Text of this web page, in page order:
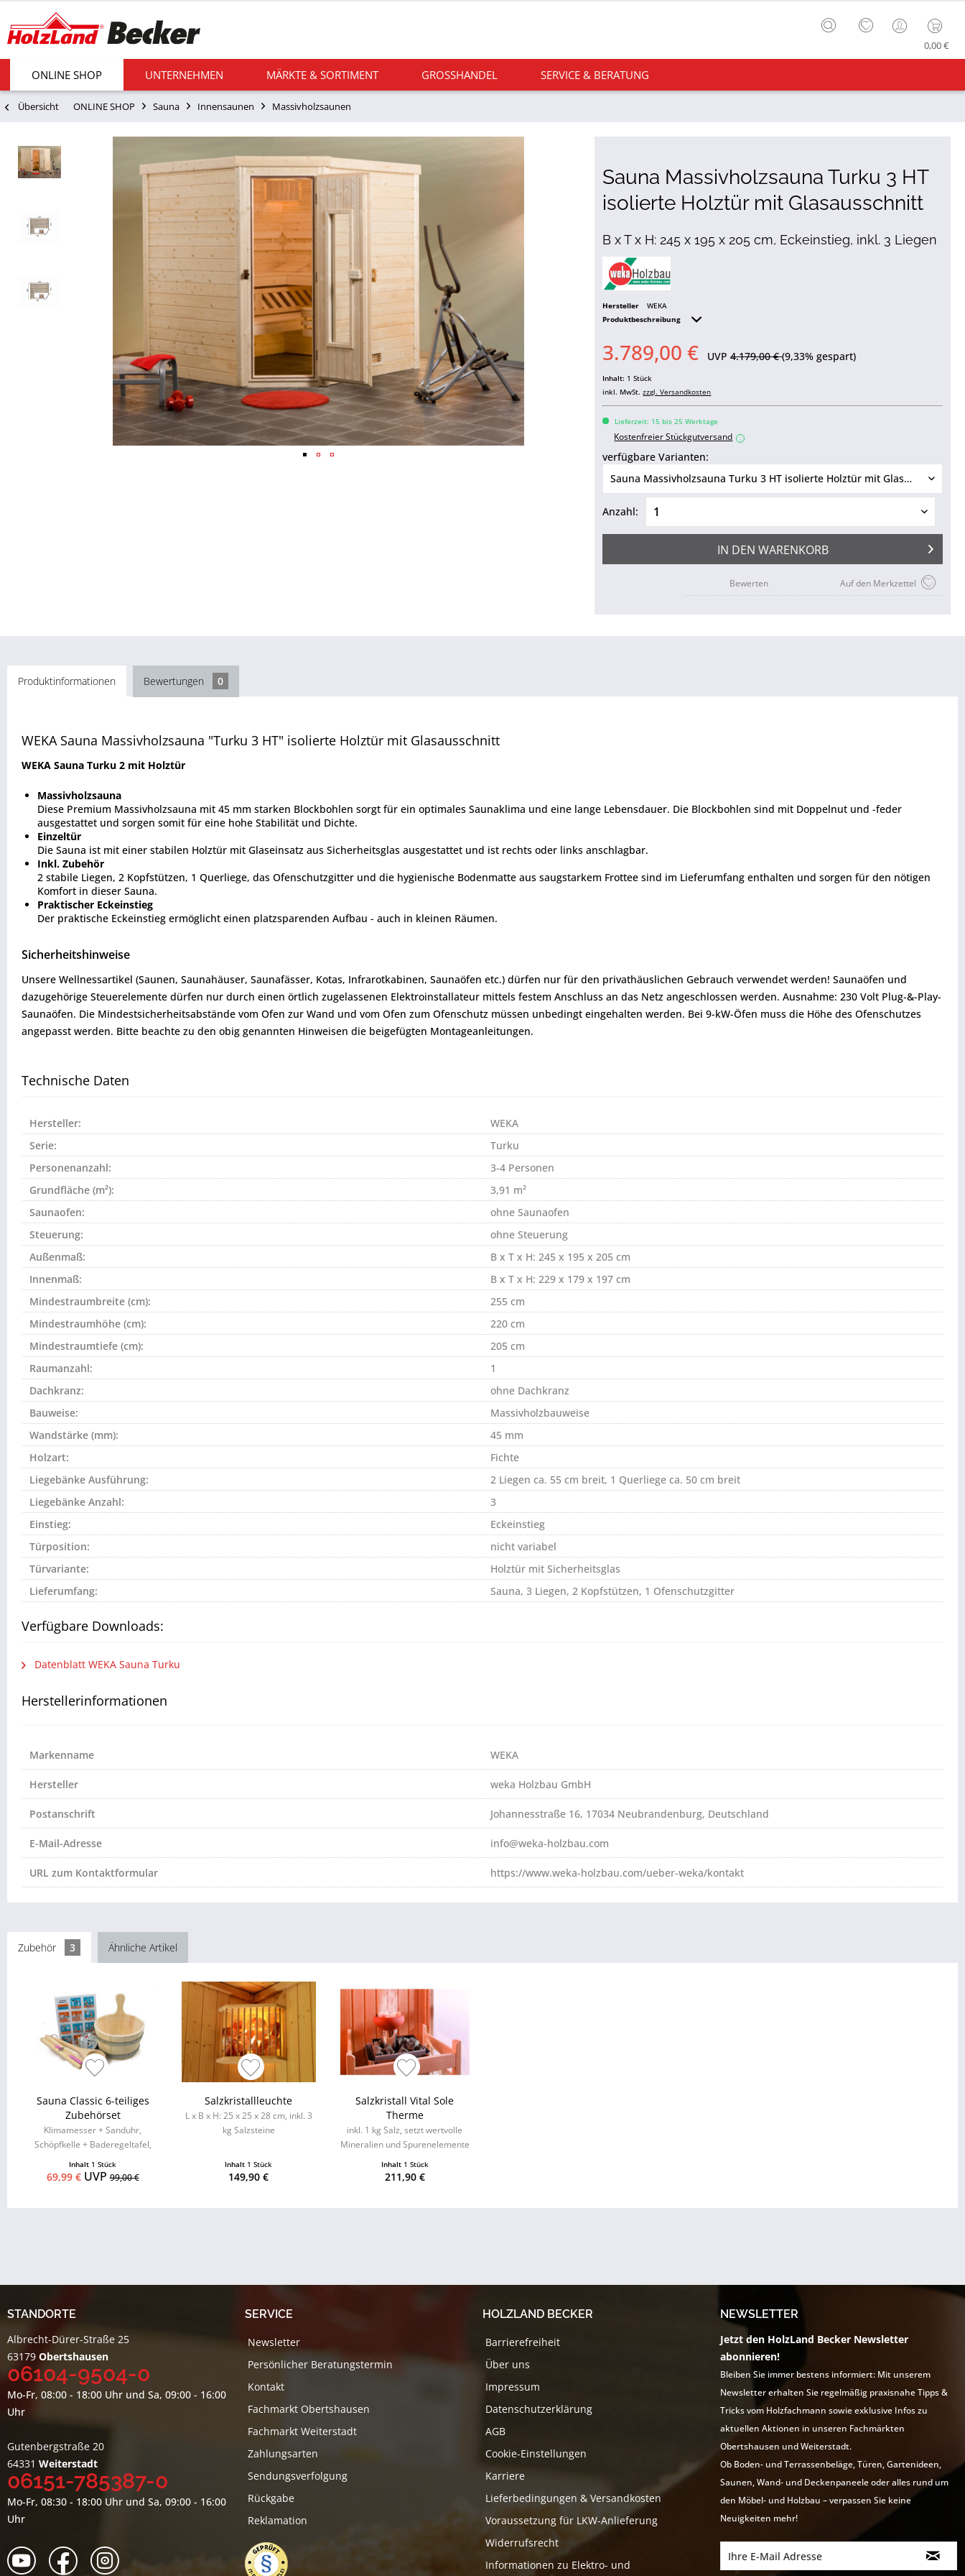
0,00 €
ONLINE SHOP UNTERNEHMEN MÄRKTE & SORTIMENT GROSSHANDEL SERVICE & BERATUNG
Übersicht ONLINE SHOP Sauna Innensaunen Massivholzsaunen
Sauna Massivholzsauna Turku 3 HT
isolierte Holztür mit Glasausschnitt
B x T x H: 245 x 195 x 205 cm, Eckeinstieg, inkl. 3 Liegen
Hersteller
WEKA
Produktbeschreibung
3.789,00 € UVP4.179,00 €(9,33% gespart)
Inhalt: 1 Stück
inkl. MwSt.zzgl. Versandkosten
Lieferzeit: 15 bis 25 Werktage
Kostenfreier Stückgutversand i
verfügbare Varianten:
Anzahl:
IN DEN WARENKORB
Auf den Merkzettel
Bewerten
Produktinformationen Bewertungen 0
WEKA Sauna Massivholzsauna "Turku 3 HT" isolierte Holztür mit Glasausschnitt
WEKA Sauna Turku 2 mit Holztür
Massivholzsauna
Diese Premium Massivholzsauna mit 45 mm starken Blockbohlen sorgt für ein optimales Saunaklima und eine lange Lebensdauer. Die Blockbohlen sind mit Doppelnut und -feder
ausgestattet und sorgen somit für eine hohe Stabilität und Dichte.
Einzeltür
Die Sauna ist mit einer stabilen Holztür mit Glaseinsatz aus Sicherheitsglas ausgestattet und ist rechts oder links anschlagbar.
Inkl. Zubehör
2 stabile Liegen, 2 Kopfstützen, 1 Querliege, das Ofenschutzgitter und die hygienische Bodenmatte aus saugstarkem Frottee sind im Lieferumfang enthalten und sorgen für den nötigen
Komfort in dieser Sauna.
Praktischer Eckeinstieg
Der praktische Eckeinstieg ermöglicht einen platzsparenden Aufbau - auch in kleinen Räumen.
Sicherheitshinweise
Unsere Wellnessartikel (Saunen, Saunahäuser, Saunafässer, Kotas, Infrarotkabinen, Saunaöfen etc.) dürfen nur für den privathäuslichen Gebrauch verwendet werden! Saunaöfen und
dazugehörige Steuerelemente dürfen nur durch einen örtlich zugelassenen Elektroinstallateur mittels festem Anschluss an das Netz angeschlossen werden. Ausnahme: 230 Volt Plug-&-Play-
Saunaöfen. Die Mindestsicherheitsabstände vom Ofen zur Wand und vom Ofen zum Ofenschutz müssen unbedingt eingehalten werden. Bei 9-kW-Öfen muss die Höhe des Ofenschutzes
angepasst werden. Bitte beachte zu den obig genannten Hinweisen die beigefügten Montageanleitungen.
Technische Daten
Hersteller:
WEKA
Serie:
Turku
Personenanzahl:
3-4 Personen
Grundfläche (m²):
3,91 m²
Saunaofen:
ohne Saunaofen
Steuerung:
ohne Steuerung
Außenmaß:
B x T x H: 245 x 195 x 205 cm
Innenmaß:
B x T x H: 229 x 179 x 197 cm
Mindestraumbreite (cm):
255 cm
Mindestraumhöhe (cm):
220 cm
Mindestraumtiefe (cm):
205 cm
Raumanzahl:
1
Dachkranz:
ohne Dachkranz
Bauweise:
Massivholzbauweise
Wandstärke (mm):
45 mm
Holzart:
Fichte
Liegebänke Ausführung:
2 Liegen ca. 55 cm breit, 1 Querliege ca. 50 cm breit
Liegebänke Anzahl:
3
Einstieg:
Eckeinstieg
Türposition:
nicht variabel
Türvariante:
Holztür mit Sicherheitsglas
Lieferumfang:
Sauna, 3 Liegen, 2 Kopfstützen, 1 Ofenschutzgitter
Verfügbare Downloads:
Datenblatt WEKA Sauna Turku
Herstellerinformationen
Markenname WEKA
Hersteller weka Holzbau GmbH
Postanschrift Johannesstraße 16, 17034 Neubrandenburg, Deutschland
E-Mail-Adresse info@weka-holzbau.com
URL zum Kontaktformular https://www.weka-holzbau.com/ueber-weka/kontakt
Zubehör 3 Ähnliche Artikel
Sauna Classic 6-teiliges
Zubehörset
Klimamesser + Sanduhr,
Schöpfkelle + Baderegeltafel,
Kunststoffeinsatz
Inhalt 1 Stück
69,99 €UVP99,00 €
Salzkristallleuchte
L x B x H: 25 x 25 x 28 cm, inkl. 3
kg Salzsteine
Inhalt 1 Stück
149,90 €
Salzkristall Vital Sole
Therme
inkl. 1 kg Salz, setzt wertvolle
Mineralien und Spurenelemente
Inhalt 1 Stück
211,90 €
STANDORTE
Albrecht-Dürer-Straße 25
63179 Obertshausen
06104-9504-0
Mo-Fr, 08:00 - 18:00 Uhr und Sa, 09:00 - 16:00
Uhr
Gutenbergstraße 20
64331 Weiterstadt
06151-785387-0
Mo-Fr, 08:30 - 18:00 Uhr und Sa, 09:00 - 16:00
Uhr
SERVICE
Newsletter
Persönlicher Beratungstermin
Kontakt
Fachmarkt Obertshausen
Fachmarkt Weiterstadt
Zahlungsarten
Sendungsverfolgung
Rückgabe
Reklamation
HOLZLAND BECKER
Barrierefreiheit
Über uns
Impressum
Datenschutzerklärung
AGB
Cookie-Einstellungen
Karriere
Lieferbedingungen & Versandkosten
Voraussetzung für LKW-Anlieferung
Widerrufsrecht
Informationen zu Elektro- und
NEWSLETTER
Jetzt den HolzLand Becker Newsletter
abonnieren!
Bleiben Sie immer bestens informiert: Mit unserem
Newsletter erhalten Sie regelmäßig praxisnahe Tipps &
Tricks vom Holzfachmann sowie exklusive Infos zu
aktuellen Aktionen in unseren Fachmärkten
Obertshausen und Weiterstadt.
Ob Boden- und Terrassenbeläge, Türen, Gartenideen,
Saunen, Wand- und Deckenpaneele oder alles rund um
den Möbel- und Holzbau – verpassen Sie keine
Neuigkeiten mehr!